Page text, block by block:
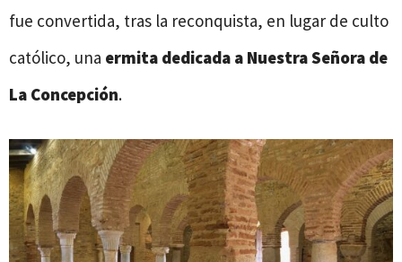
fue convertida, tras la reconquista, en lugar de culto
católico, una ermita dedicada a Nuestra Señora de
La Concepción.